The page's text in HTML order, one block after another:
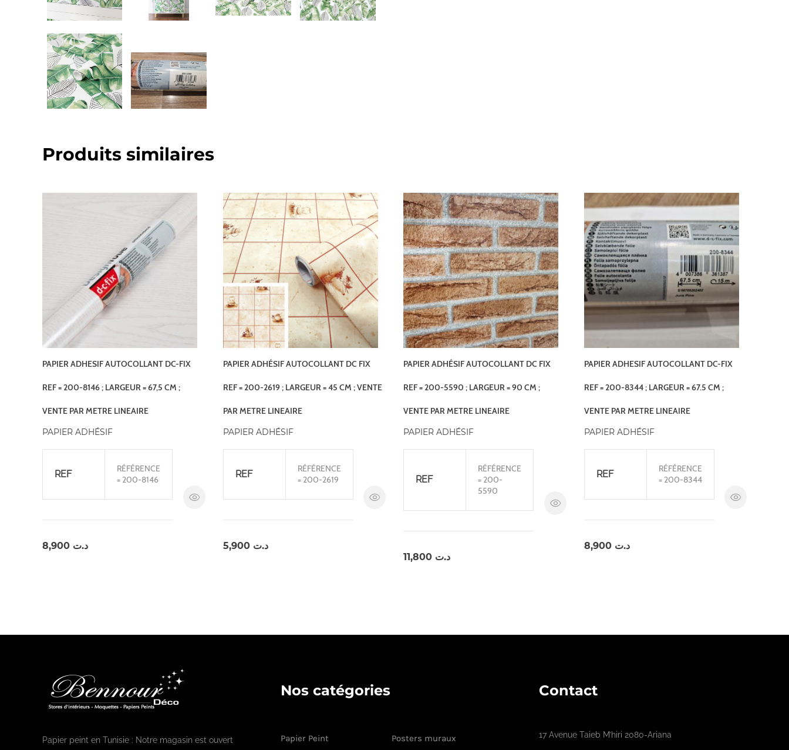
Produits similaires
PAPIER ADHESIF AUTOCOLLANT DC-FIX
REF = 200-8146 ; LARGEUR = 67,5 CM ;
VENTE PAR METRE LINEAIRE
PAPIER ADHÉSIF
REF
RÉFÉRENCE
= 200-8146
د.ت
PAPIER ADHÉSIF AUTOCOLLANT DC FIX
REF = 200-2619 ; LARGEUR = 45 CM ; VENTE
PAR METRE LINEAIRE
PAPIER ADHÉSIF
REF
RÉFÉRENCE
= 200-2619
د.ت 5,900
PAPIER ADHÉSIF AUTOCOLLANT DC FIX
REF = 200-5590 ; LARGEUR = 90 CM ;
VENTE PAR METRE LINEAIRE
PAPIER ADHÉSIF
REF
RÉFÉRENCE
= 200-
5590
د.ت
PAPIER ADHESIF AUTOCOLLANT DC-FIX
REF = 200-8344 ; LARGEUR = 67.5 CM ;
VENTE PAR METRE LINEAIRE
PAPIER ADHÉSIF
REF
RÉFÉRENCE
= 200-8344
د.ت 8,900
Papier peint en Tunisie : Notre magasin est ouvert
Nos catégories
Papier Peint Posters muraux
Contact
17 Avenue Taieb M’hiri 2080-Ariana